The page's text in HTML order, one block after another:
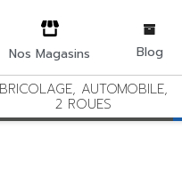
Nos Magasins Blog
AUTOMOBILE,
2 ROUES